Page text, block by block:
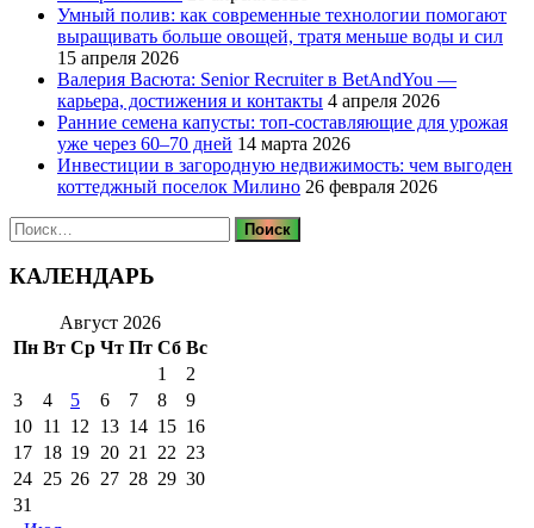
Умный полив: как современные технологии помогают
выращивать больше овощей, тратя меньше воды и сил
15 апреля 2026
Валерия Васюта: Senior Recruiter в BetAndYou —
карьера, достижения и контакты 4 апреля 2026
Ранние семена капусты: топ‑составляющие для урожая
уже через 60–70 дней 14 марта 2026
Инвестиции в загородную недвижимость: чем выгоден
коттеджный поселок Милино 26 февраля 2026
Найти:
КАЛЕНДАРЬ
Август 2026
Пн Вт Ср Чт Пт Сб Вс
1
2
3
4 5 6 7 8
9
10 11 12 13 14 15 16
17 18 19 20 21 22 23
24 25 26 27 28 29 30
31